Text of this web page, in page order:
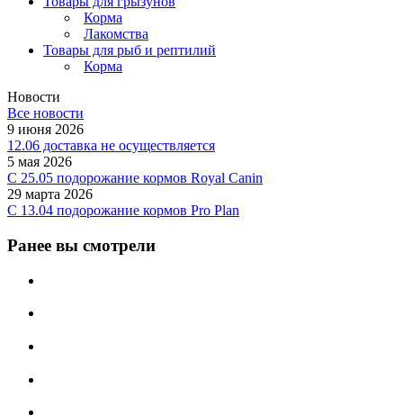
Корма
Лакомства
Товары для рыб и рептилий
Корма
Новости
Все новости
9 июня 2026
12.06 доставка не осуществляется
5 мая 2026
C 25.05 подорожание кормов Royal Canin
29 марта 2026
С 13.04 подорожание кормов Pro Plan
Ранее вы смотрели